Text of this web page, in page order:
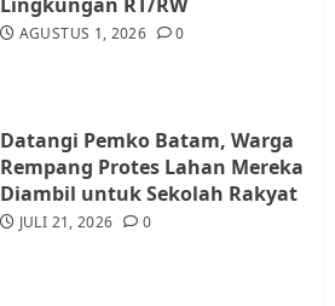
AGUSTUS 1, 2026 0
Datangi Pemko Batam, Warga
Rempang Protes Lahan Mereka
Diambil untuk Sekolah Rakyat
JULI 21, 2026 0